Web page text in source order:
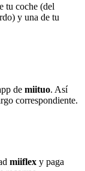
tu coche (del
y una de tu
de miituo. Así
correspondiente.
miiflex y paga